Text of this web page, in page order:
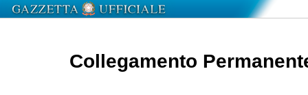
Collegamento